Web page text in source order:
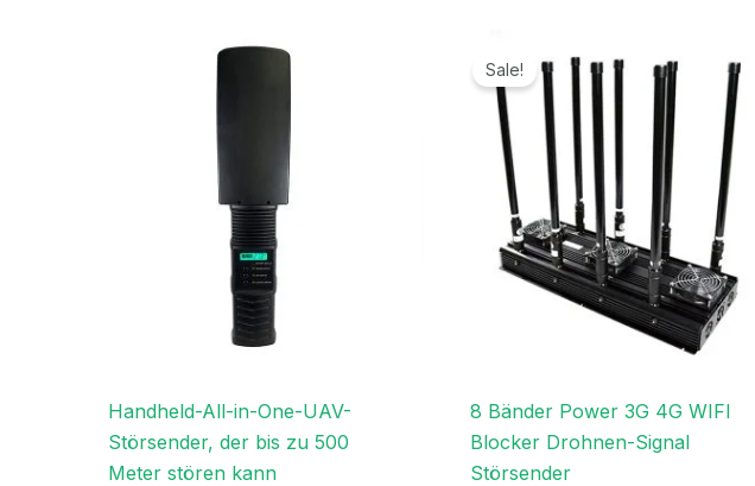
Handheld-All-in-One-UAV-
Störsender, der bis zu 500
Meter stören kann
Sale!
8 Bänder Power 3G 4G WIFI
Blocker Drohnen-Signal
Störsender
5.399,99€
bis
9.299,99€